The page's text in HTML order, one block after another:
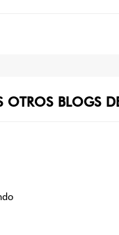
OTROS BLOGS